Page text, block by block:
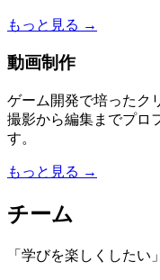
もっと見る →
動画制作
ゲーム開発で培ったク
撮影から編集までプロ
す。
もっと見る →
チーム
「学びを楽しくしたい